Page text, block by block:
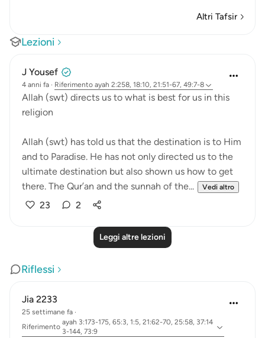
Altri Tafsir
Lezioni
J Yousef
4 anni fa · Riferimento ayah 2:258, 18:10, 21:51-67, 49:7-8
Allah (swt) directs us to what is best for us in this
religion
Allah (swt) has told us that the destination is to Him
and to Paradise. He has not only directed us to the
ultimate destination but also shown us how to get
there. The Qur’an and the sunnah of the...
Vedi altro
23 2
Leggi altre lezioni
Riflessi
Jia 2233
25 settimane fa ·
Riferimento
ayah 3:173-175, 65:3, 1:5, 21:62-70, 25:58, 37:14
3-144, 73:9